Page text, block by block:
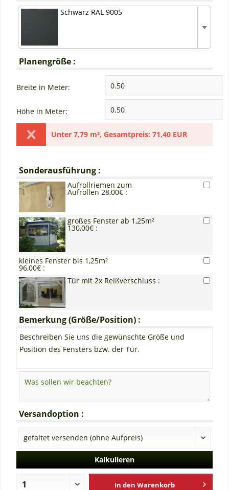
Schwarz RAL 9005
Planengröße :
Breite in Meter:
Höhe in Meter:
Unter 7,79 m², Gesamtpreis: 71,40 EUR
Sonderausführung :
Aufrollriemen zum
Aufrollen 28,00€ :
großes Fenster ab 1,25m²
130,00€ :
kleines Fenster bis 1,25m²
96,00€ :
Tür mit 2x Reißverschluss :
Bemerkung (Größe/Position) :
Beschreiben Sie uns die gewünschte Größe und
Position des Fensters bzw. der Tür.
Versandoption :
Kalkulieren
In den Warenkorb